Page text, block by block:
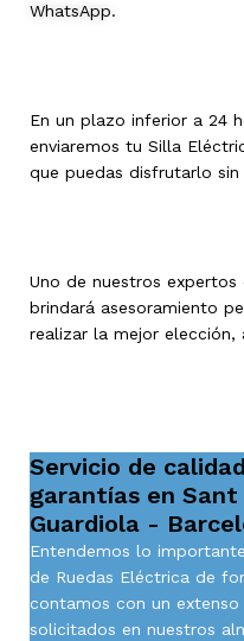
WhatsApp.
En un plazo inferior a 24
enviaremos tu Silla
que puedas disfrutarlo sin
Uno de nuestros
brindará asesoramiento
realizar la mejor elección,
Servicio de
garantías en Sant
Guardiola -
Entendemos lo
de Ruedas Eléctrica de
contamos con un
solicitados en nuestros